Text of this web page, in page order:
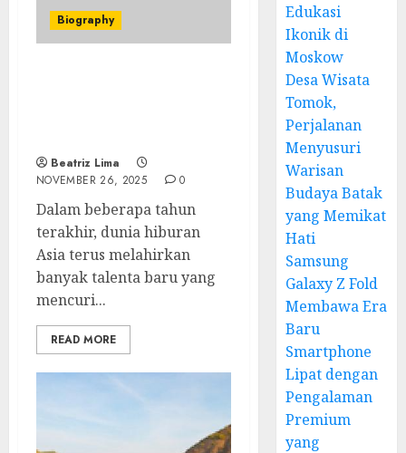
Biography
Beatriz Lima
NOVEMBER 26, 2025
0
Dalam beberapa tahun
terakhir, dunia hiburan
Asia terus melahirkan
banyak talenta baru yang
mencuri...
READ MORE
Edukasi
Ikonik di
Moskow
Desa Wisata
Tomok,
Perjalanan
Menyusuri
Warisan
Budaya Batak
yang Memikat
Hati
Samsung
Galaxy Z Fold
Membawa Era
Baru
Smartphone
Lipat dengan
Pengalaman
Premium
yang